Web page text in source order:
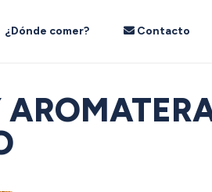
¿Dónde comer? Contacto